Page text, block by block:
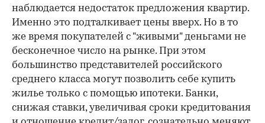
наблюдается недостаток предложения квартир.
Именно это подталкивает цены вверх. Но в то
же время покупателей с "живыми" деньгами не
бесконечное число на рынке. При этом
большинство представителей российского
среднего класса могут позволить себе купить
жилье только с помощью ипотеки. Банки,
снижая ставки, увеличивая сроки кредитования